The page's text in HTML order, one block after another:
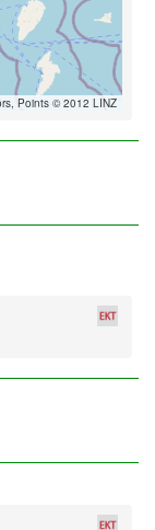
Points © 2012 LINZ